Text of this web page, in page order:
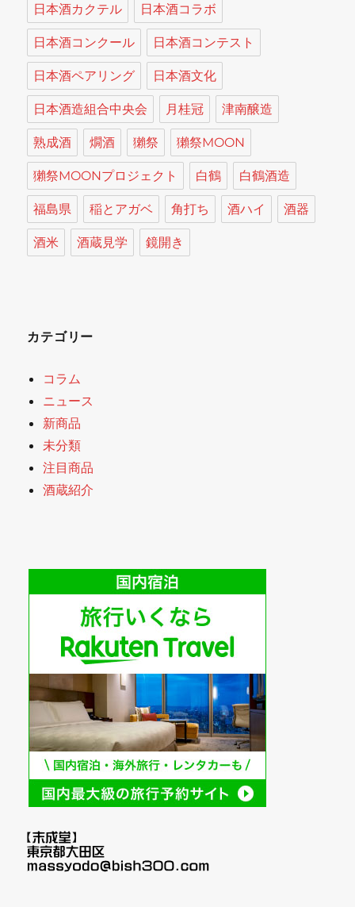
日本酒カクテル 日本酒コラボ
日本酒コンクール 日本酒コンテスト
日本酒ペアリング 日本酒文化
日本酒造組合中央会 月桂冠 津南醸造
熟成酒 燗酒 獺祭 獺祭MOON
獺祭MOONプロジェクト 白鶴 白鶴酒造
福島県 稲とアガベ 角打ち 酒ハイ 酒器
酒米 酒蔵見学 鏡開き
カテゴリー
コラム
ニュース
新商品
未分類
注目商品
酒蔵紹介